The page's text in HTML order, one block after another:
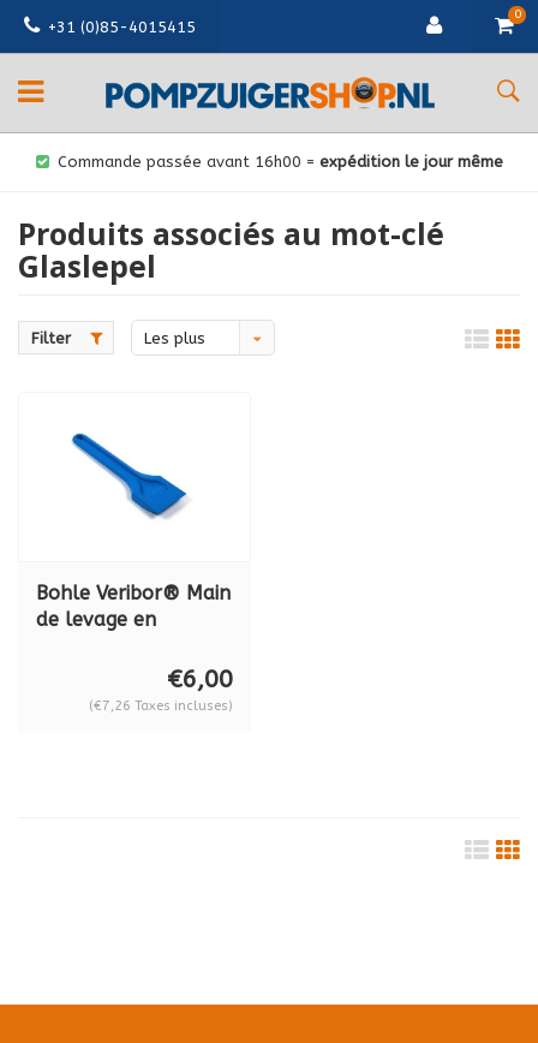
+31 (0)85-4015415
0
Commande passée avant 16h00 = expédition le jour même
Produits associés au mot-clé
Glaslepel
Filter
Les plus
Bohle Veribor® Main
de levage en
€6,00
(€7,26 Taxes incluses)